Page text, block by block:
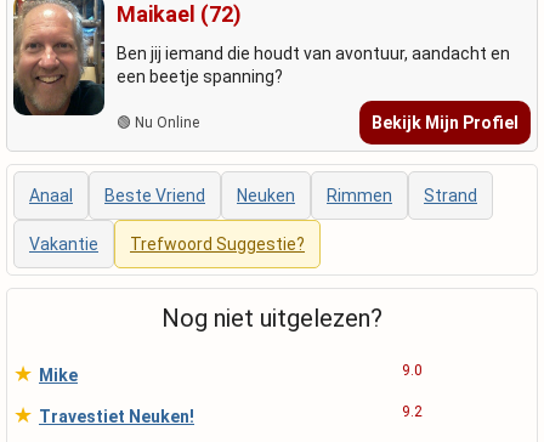
Maikael (72)
Ben jij iemand die houdt van avontuur, aandacht en
een beetje spanning?
🟢 Nu Online Bekijk Mijn Profiel
Anaal Beste Vriend Neuken Rimmen Strand
Vakantie Trefwoord Suggestie?
Nog niet uitgelezen?
★ Mike 9.0
★ Travestiet Neuken! 9.2